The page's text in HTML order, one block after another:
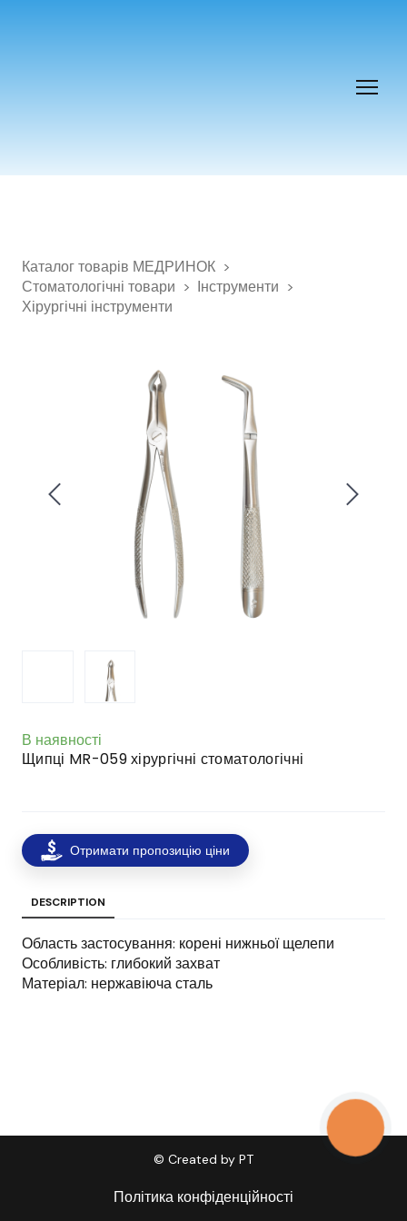
Каталог товарів МЕДРИНОК
Стоматологічні товари
Інструменти
Хірургічні інструменти
В наявності
Щипці MR-059 хірургічні стоматологічні
Отримати пропозицію ціни
DESCRIPTION
Область застосування: корені нижньої щелепи
Особливість: глибокий захват
Матеріал: нержавіюча сталь
© Created by PT
Політика конфіденційності